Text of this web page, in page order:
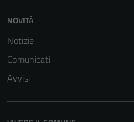
NOVITÀ
Notizie
Comunicati
Avvisi